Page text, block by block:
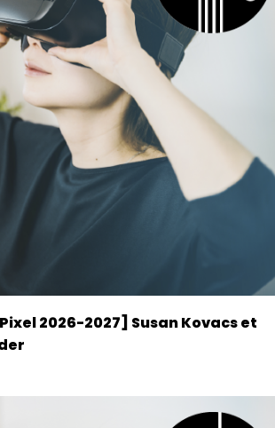
2026-2027] Susan Kovacs et